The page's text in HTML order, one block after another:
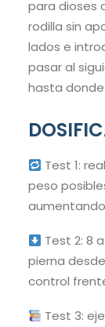
para dioses
rodilla sin
lados e
pasar al
hasta
Test 1:
peso
Test 2: 8
pierna
control
Test 3: